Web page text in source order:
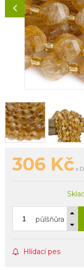
306 Kč s
půlšňůra
Hlídací pes